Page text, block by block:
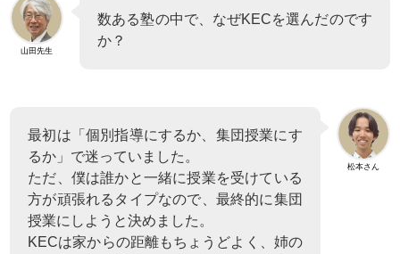
山田先生
数ある塾の中で、なぜKECを選んだのです
か？
松本さん
最初は「個別指導にするか、集団授業にす
るか」で迷っていました。
ただ、僕は誰かと一緒に授業を受けている
方が頑張れるタイプなので、最終的に集団
授業にしようと決めました。
KECは家からの距離もちょうどよく、姉の